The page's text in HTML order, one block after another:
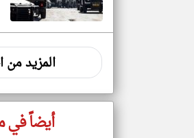
المزيد
أيضاً في